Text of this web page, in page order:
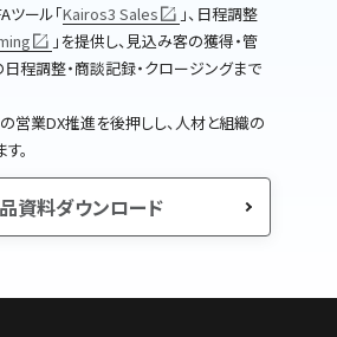
ツール｢Kairos3 Sales
｣、日程調整
｣を提供し、見込み客の獲得・管
程調整・商談記録・クロージングまで
営業DX推進を後押しし、人材と組織の
。
資料ダウンロード